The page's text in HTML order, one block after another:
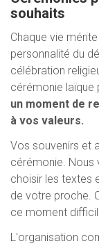
souhaits
Chaque vie
personnalité du
célébration
cérémonie laïque
un moment de
à vos valeurs.
Vos souvenirs et
cérémonie. Nous
choisir les textes
de votre proche.
ce moment
L'organisation